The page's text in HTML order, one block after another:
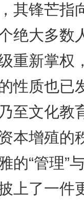
其锋芒指
绝大多数
重新掌权
性质也已
至文化教
本增殖的
的“管理”
上了一件